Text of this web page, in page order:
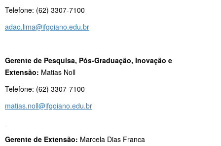
Telefone: (62) 3307-7100
adao.lima@ifgoiano.edu.br
Gerente de Pesquisa, Pós-Graduação, Inovação e
Extensão: Matias Noll
Telefone: (62) 3307-7100
matias.noll@ifgoiano.edu.br
Gerente de Extensão: Marcela Dias Franca